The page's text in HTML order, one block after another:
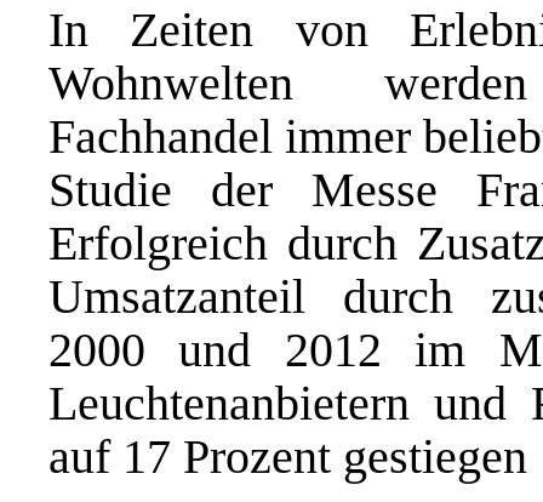
In Zeiten von
Wohnwelten
Fachhandel immer
Studie der Messe
Erfolgreich durch
Umsatzanteil durch
2000 und 2012 im
Leuchtenanbietern und
auf 17 Prozent gestiegen